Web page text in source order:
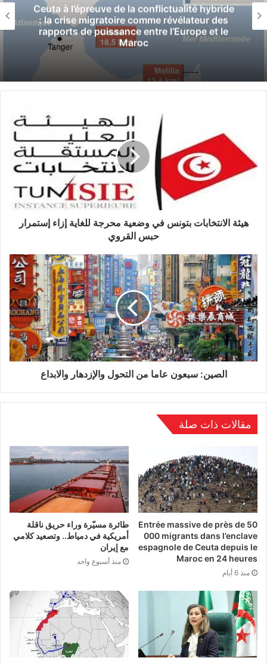
الوسوم الجيش ليبيا
Ceuta à l’épreuve de la conflictualité hybride
: la crise migratoire comme révélateur des
rapports de puissance entre l’Europe et le
Maroc
هيئة الانتخابات بتونس في وضعية محرجة للغاية إزاء إستمرار
حبس القروي
الصين: سبعون عاما من التحول والإزدهار والابداع
مقالات ذات صلة
Entrée massive de près de 50
000 migrants dans l’enclave
espagnole de Ceuta depuis le
Maroc en 24 heures
منذ 6 أيام
طائرة مسيّرة وراء حريق ناقلة
أمريكية في دمياط.. وتصعيد كلامي
مع إيران
منذ أسبوع واحد